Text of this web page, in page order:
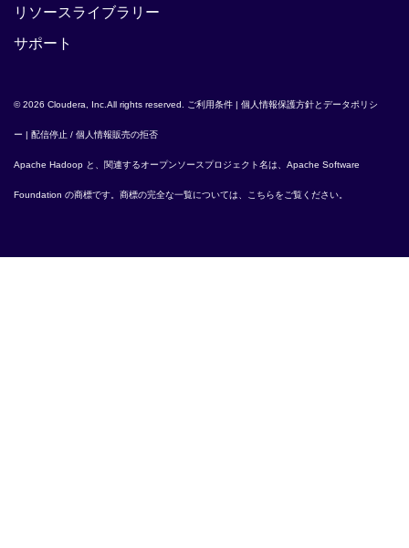
リソースライブラリー
サポート
© 2026 Cloudera, Inc.All rights reserved. ご利用条件 | 個人情報保護方針とデータポリシ
ー | 配信停止 / 個人情報販売の拒否
Apache Hadoop と、関連するオープンソースプロジェクト名は、 Apache Software
Foundation の商標です。商標の完全な一覧については、 こちらをご覧ください。